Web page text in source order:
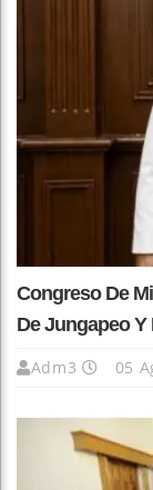
Congreso De
De Jungapeo Y
Adm3 05